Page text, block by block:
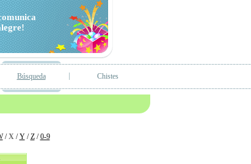
Búsqueda Chistes
/X/Y/Z/0-9